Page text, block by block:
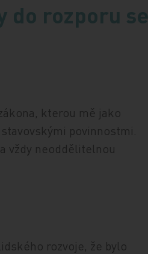
do rozporu se
kterou mě jako
povinnostmi.
vždy neoddělitelnou
rozvoje, že bylo